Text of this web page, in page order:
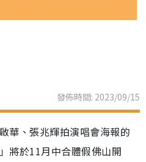
發佈時間: 2023/09/15
華、張兆輝拍演唱會海報的
將於11月中合體假佛山開